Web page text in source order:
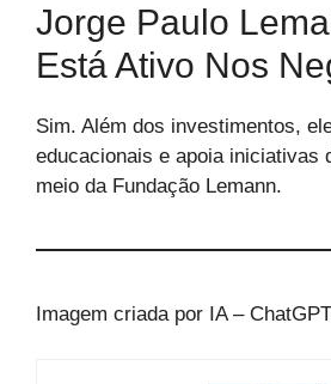
Jorge Paulo
Está Ativo Nos
Sim. Além dos investimentos,
educacionais e apoia iniciativas
meio da Fundação Lemann.
Imagem criada por IA –